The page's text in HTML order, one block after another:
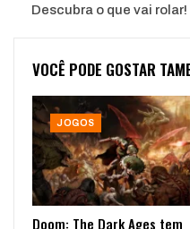
Descubra o que vai rolar!
VOCÊ PODE GOSTAR
JOGOS
Doom: The Dark Ages tem